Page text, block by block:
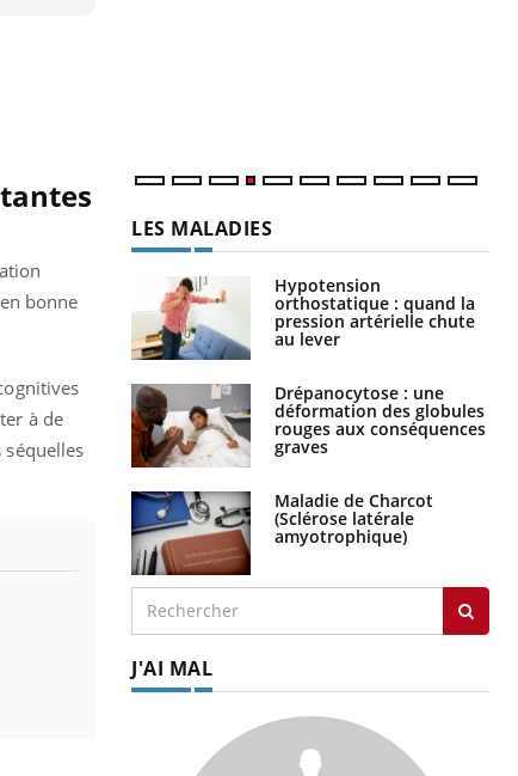
bonne
à de
LES MALADIES
Hypotension
orthostatique : quand la
pression artérielle chute
au lever
Drépanocytose : une
déformation des globules
rouges aux conséquences
graves
Maladie de Charcot
(Sclérose latérale
amyotrophique)
J'AI MAL